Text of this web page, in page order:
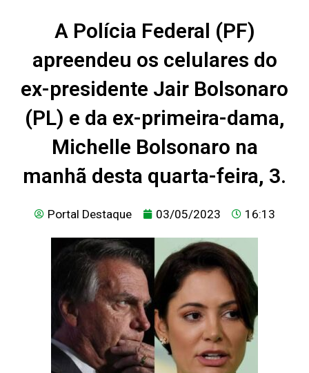
A Polícia Federal (PF)
apreendeu os celulares do
ex-presidente Jair Bolsonaro
(PL) e da ex-primeira-dama,
Michelle Bolsonaro na
manhã desta quarta-feira, 3.
Portal Destaque 03/05/2023 16:13